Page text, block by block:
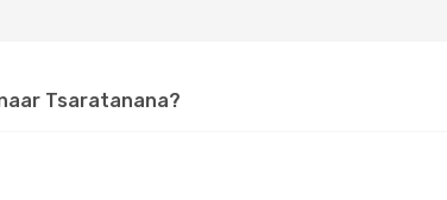
Tsaratanana?